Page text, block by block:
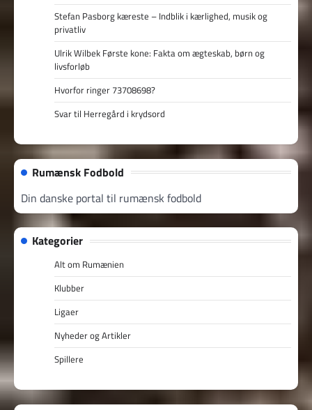
Stefan Pasborg kæreste – Indblik i kærlighed, musik og
privatliv
Ulrik Wilbek Første kone: Fakta om ægteskab, børn og
livsforløb
Hvorfor ringer 73708698?
Svar til Herregård i krydsord
Rumænsk Fodbold
Din danske portal til rumænsk fodbold
Kategorier
Alt om Rumænien
Klubber
Ligaer
Nyheder og Artikler
Spillere